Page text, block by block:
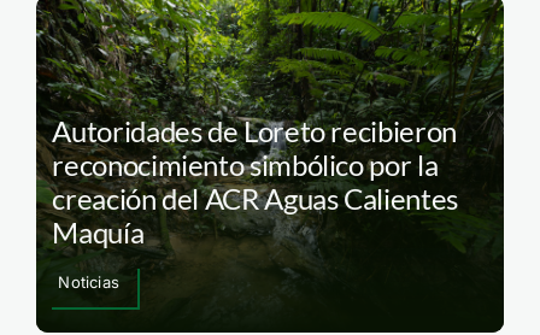
Autoridades de Loreto recibieron
reconocimiento simbólico por la
creación del ACR Aguas Calientes
Maquía
Noticias